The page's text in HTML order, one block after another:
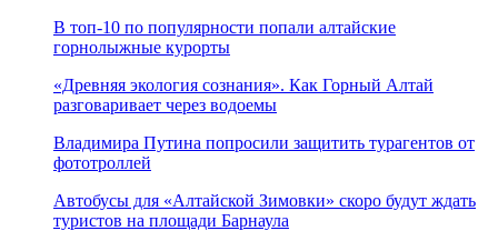
В топ-10 по популярности попали алтайские
горнолыжные курорты
«Древняя экология сознания». Как Горный Алтай
разговаривает через водоемы
Владимира Путина попросили защитить турагентов от
фототроллей
Автобусы для «Алтайской Зимовки» скоро будут ждать
туристов на площади Барнаула